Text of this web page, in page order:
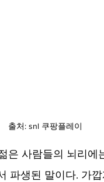
출처: snl 쿠팡플레이
은 사람들의 뇌리
파생된 말이다. 가